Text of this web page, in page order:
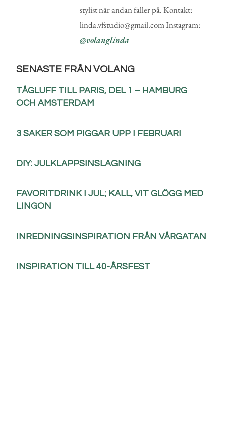
stylist när andan faller på. Kontakt:
linda.vfstudio@gmail.com Instagram:
@volanglinda
SENASTE FRÅN VOLANG
TÅGLUFF TILL PARIS, DEL 1 – HAMBURG
OCH AMSTERDAM
3 SAKER SOM PIGGAR UPP I FEBRUARI
DIY: JULKLAPPSINSLAGNING
FAVORITDRINK I JUL; KALL, VIT GLÖGG MED
LINGON
INREDNINGSINSPIRATION FRÅN VÅRGATAN
INSPIRATION TILL 40-ÅRSFEST